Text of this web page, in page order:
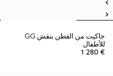
جاكيت من القطن بنقش GG
للأطفال
€ 1.280